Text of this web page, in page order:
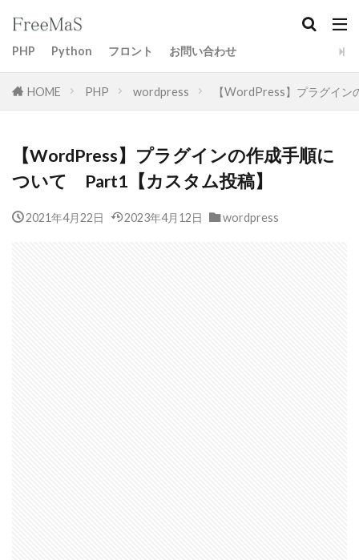
PHP Python フロント お問い合わせ
HOME PHP wordpress 【WordPress】プラグイ
【WordPress】プラグインの作成手順に
ついて Part1【カスタム投稿】
2021年4月22日 2023年4月12日 wordpress